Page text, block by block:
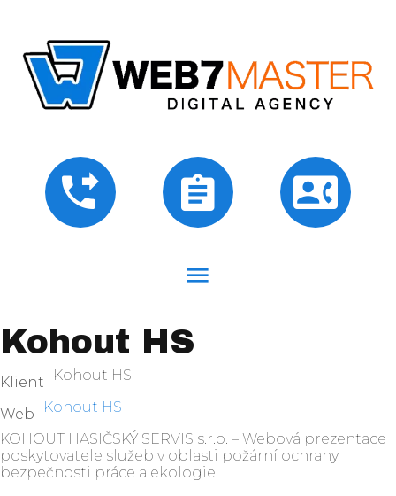
Kohout HS
Klient Kohout HS
Web
Kohout HS
KOHOUT HASIČSKÝ SERVIS s.r.o. – Webová prezentace
poskytovatele služeb v oblasti požární ochrany,
bezpečnosti práce a ekologie